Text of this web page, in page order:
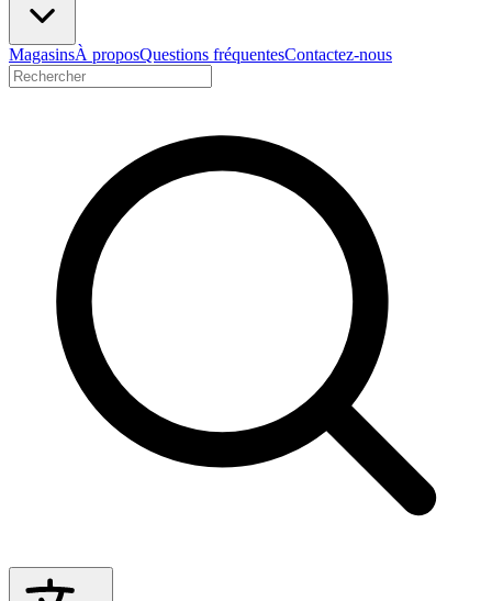
MagasinsÀ proposQuestions fréquentesContactez-nous